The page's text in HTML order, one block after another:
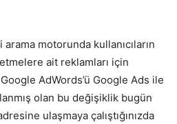
Tasarım,
motorunda kullanıcıların
ait reklamları için
AdWords’ü Google Ads ile
olan bu değişiklik bugün
ulaşmaya çalıştığınızda